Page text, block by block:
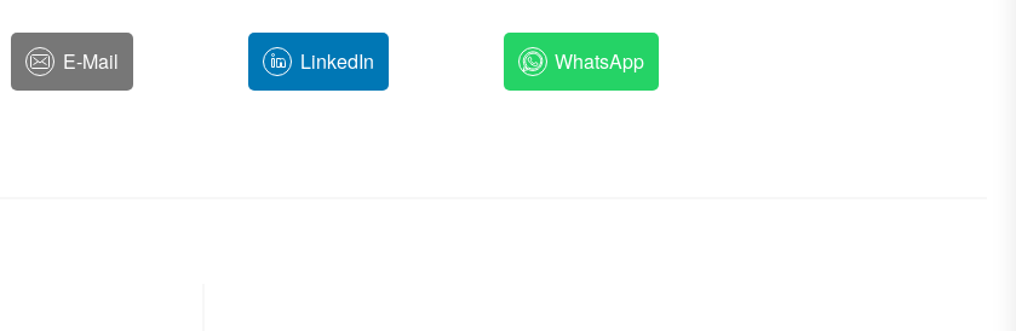
E-Mail LinkedIn WhatsApp